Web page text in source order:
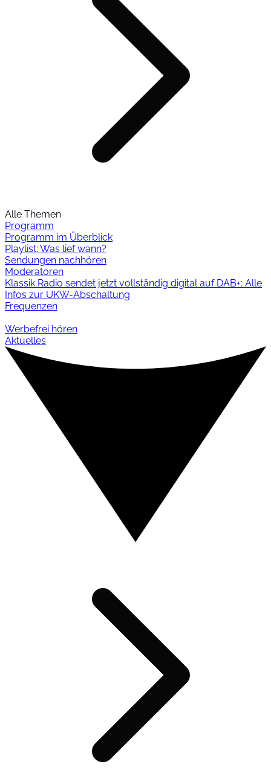
Alle Themen
Programm
Programm im Überblick
Playlist: Was lief wann?
Sendungen nachhören
Moderatoren
Klassik Radio sendet jetzt vollständig digital auf DAB+: Alle
Infos zur UKW-Abschaltung
Frequenzen
Werbefrei hören
Aktuelles